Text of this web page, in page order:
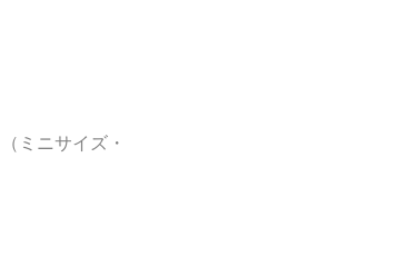
ミニサイズ・